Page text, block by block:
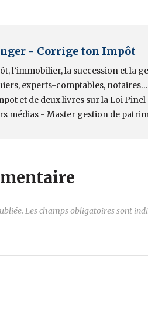
- Corrige ton Impôt
l’immobilier, la succession et la
experts-comptables, notaires…
et de deux livres sur la Loi Pinel
médias - Master gestion de
Les champs obligatoires sont